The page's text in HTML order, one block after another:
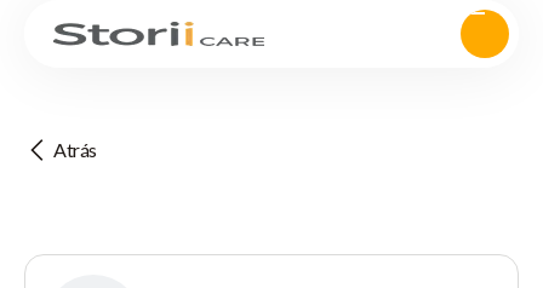
Atrás